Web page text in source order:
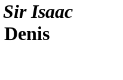
Isaac